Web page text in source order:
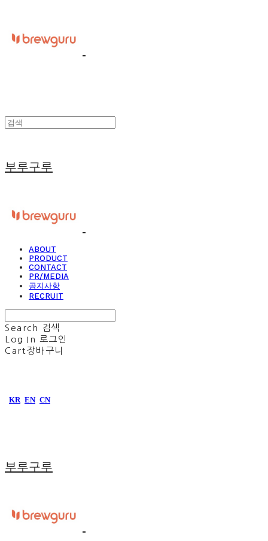
부루구루
ABOUT
PRODUCT
CONTACT
PR/MEDIA
공지사항
RECRUIT
Search
검색
Log In
로그인
Cart 장바구니
KR EN CN
부루구루